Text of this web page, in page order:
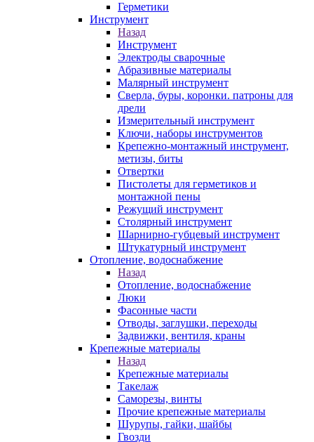
Герметики
Инструмент
Назад
Инструмент
Электроды сварочные
Абразивные материалы
Малярный инструмент
Сверла, буры, коронки. патроны для
дрели
Измерительный инструмент
Ключи, наборы инструментов
Крепежно-монтажный инструмент,
метизы, биты
Отвертки
Пистолеты для герметиков и
монтажной пены
Режущий инструмент
Столярный инструмент
Шарнирно-губцевый инструмент
Штукатурный инструмент
Отопление, водоснабжение
Назад
Отопление, водоснабжение
Люки
Фасонные части
Отводы, заглушки, переходы
Задвижки, вентиля, краны
Крепежные материалы
Назад
Крепежные материалы
Такелаж
Саморезы, винты
Прочие крепежные материалы
Шурупы, гайки, шайбы
Гвозди